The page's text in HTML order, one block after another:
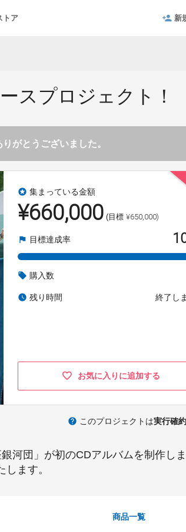
トア 新
スプロジェクト！
がとうございました。
stars 集まっている金額
¥660,000 (目標 ¥650,000)
flag 目標達成率
local_offer 購入数
watch_later 残り時間 終了し
お気に入りに追加する
help このプロジェクトは実行確
河団」が初のCDアルバムを制作し
ます。
商品一覧